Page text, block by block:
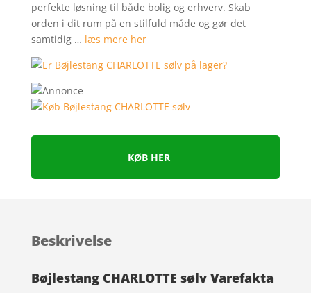
perfekte løsning til både bolig og erhverv. Skab
orden i dit rum på en stilfuld måde og gør det
samtidig … læs mere her
KØB HER
Beskrivelse
Bøjlestang CHARLOTTE sølv Varefakta